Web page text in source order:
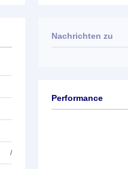
/
Nachrichten zu
Performance